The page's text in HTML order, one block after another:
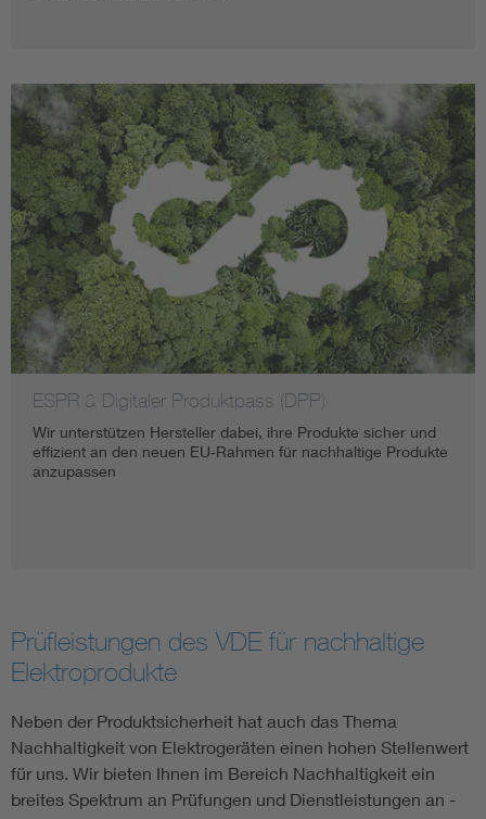
ESPR & Digitaler Produktpass (DPP)
Wir unterstützen Hersteller dabei, ihre Produkte sicher und
effizient an den neuen EU‑Rahmen für nachhaltige Produkte
anzupassen
Prüfleistungen des VDE für nachhaltige
Elektroprodukte
Neben der Produktsicherheit hat auch das Thema
Nachhaltigkeit von Elektrogeräten einen hohen Stellenwert
für uns. Wir bieten Ihnen im Bereich Nachhaltigkeit ein
breites Spektrum an Prüfungen und Dienstleistungen an -